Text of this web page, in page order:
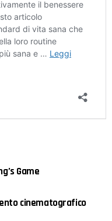
Game
cinematografico